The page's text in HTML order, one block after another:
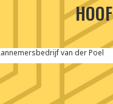
van der Poel